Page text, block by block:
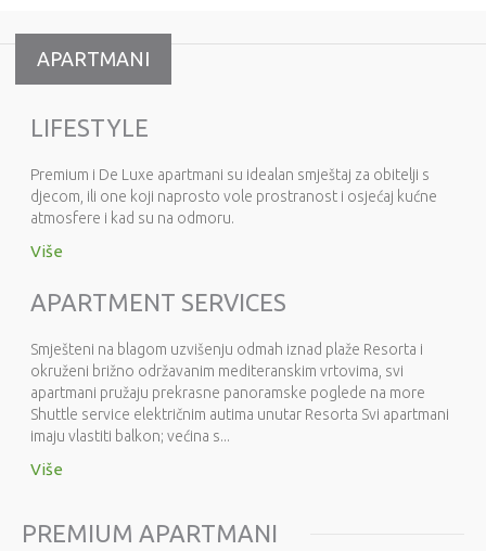
APARTMANI
LIFESTYLE
Premium i De Luxe apartmani su idealan smještaj za obitelji s
djecom, ili one koji naprosto vole prostranost i osjećaj kućne
atmosfere i kad su na odmoru.
Više
APARTMENT SERVICES
Smješteni na blagom uzvišenju odmah iznad plaže Resorta i
okruženi brižno održavanim mediteranskim vrtovima, svi
apartmani pružaju prekrasne panoramske poglede na more
Shuttle service električnim autima unutar Resorta Svi apartmani
imaju vlastiti balkon; većina s...
Više
PREMIUM APARTMANI